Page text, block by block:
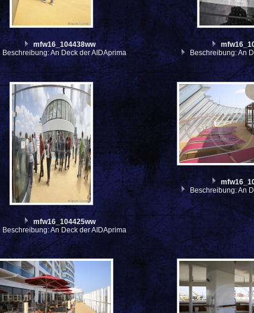
mfw16_104438ww
Beschreibung: An Deck der AIDAprima
Beschreibung: An
mfw16_104425ww
Beschreibung: An Deck der AIDAprima
Beschreibung: An